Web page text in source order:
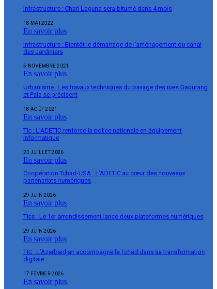
Infrastructure : Chari-Laguna sera bitumé dans 4 mois
18 MAI 2022
En savoir plus
Infrastructure : Bientôt le démarrage de l’aménagement du canal
des Jardiniers
5 NOVEMBRE 2021
En savoir plus
Urbanisme : Les travaux techniques du pavage des rues Gaourang
et Pala se précisent
18 AOÛT 2021
En savoir plus
Tic : L’ADETIC renforce la police nationale en équipement
informatique
20 JUILLET 2026
En savoir plus
Coopération Tchad-USA : L’ADETIC au cœur des nouveaux
partenariats numériques
29 JUIN 2026
En savoir plus
Tics : Le 1er arrondissement lance deux plateformes numériques
29 JUIN 2026
En savoir plus
TIC : L’Azerbaïdjan accompagne le Tchad dans sa transformation
digitale
17 FÉVRIER 2026
En savoir plus